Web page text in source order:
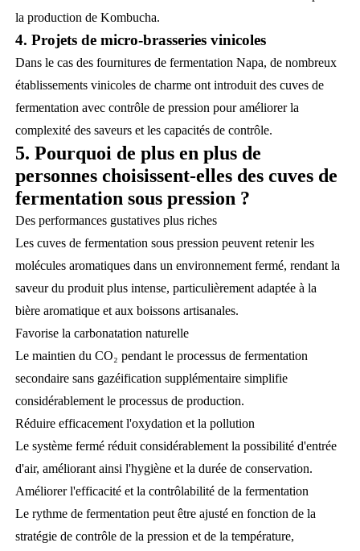
la production de Kombucha.
4. Projets de micro-brasseries vinicoles
Dans le cas des fournitures de fermentation Napa, de nombreux
établissements vinicoles de charme ont introduit des cuves de
fermentation avec contrôle de pression pour améliorer la
complexité des saveurs et les capacités de contrôle.
5. Pourquoi de plus en plus de
personnes choisissent-elles des cuves de
fermentation sous pression ?
Des performances gustatives plus riches
Les cuves de fermentation sous pression peuvent retenir les
molécules aromatiques dans un environnement fermé, rendant la
saveur du produit plus intense, particulièrement adaptée à la
bière aromatique et aux boissons artisanales.
Favorise la carbonatation naturelle
Le maintien du CO₂ pendant le processus de fermentation
secondaire sans gazéification supplémentaire simplifie
considérablement le processus de production.
Réduire efficacement l'oxydation et la pollution
Le système fermé réduit considérablement la possibilité d'entrée
d'air, améliorant ainsi l'hygiène et la durée de conservation.
Améliorer l'efficacité et la contrôlabilité de la fermentation
Le rythme de fermentation peut être ajusté en fonction de la
stratégie de contrôle de la pression et de la température,